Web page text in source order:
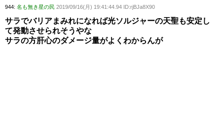
944: 名も無き星の民 2019/09/16(月) 19:41:44.94 ID:rjBJa8X90
サラでバリアまみれになれば光ソルジャーの天聖も安定し
て発動させられそうやな
サラの方肝心のダメージ量がよくわからんが